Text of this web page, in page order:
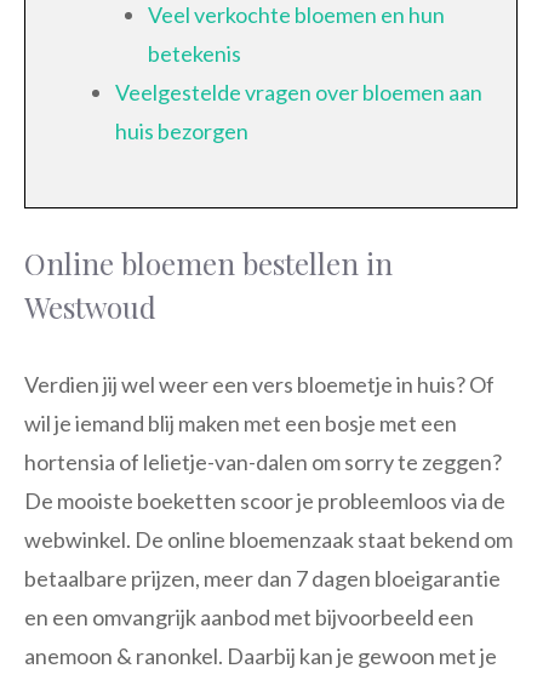
Veel verkochte bloemen en hun
betekenis
Veelgestelde vragen over bloemen aan
huis bezorgen
Online bloemen bestellen in
Westwoud
Verdien jij wel weer een vers bloemetje in huis? Of
wil je iemand blij maken met een bosje met een
hortensia of lelietje-van-dalen om sorry te zeggen?
De mooiste boeketten scoor je probleemloos via de
webwinkel. De online bloemenzaak staat bekend om
betaalbare prijzen, meer dan 7 dagen bloeigarantie
en een omvangrijk aanbod met bijvoorbeeld een
anemoon & ranonkel. Daarbij kan je gewoon met je